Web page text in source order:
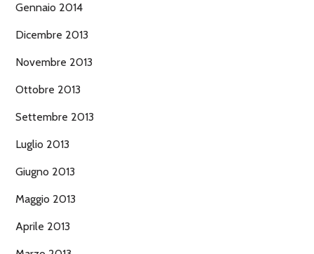
Gennaio 2014
Dicembre 2013
Novembre 2013
Ottobre 2013
Settembre 2013
Luglio 2013
Giugno 2013
Maggio 2013
Aprile 2013